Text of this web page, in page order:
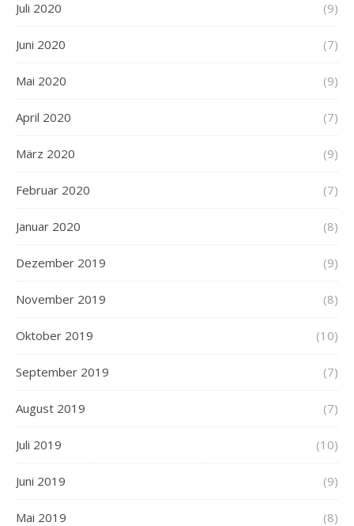
Juli 2020 (9)
Juni 2020 (7)
Mai 2020 (9)
April 2020 (7)
März 2020 (9)
Februar 2020 (7)
Januar 2020 (8)
Dezember 2019 (9)
November 2019 (8)
Oktober 2019 (10)
September 2019 (7)
August 2019 (7)
Juli 2019 (10)
Juni 2019 (9)
Mai 2019 (8)